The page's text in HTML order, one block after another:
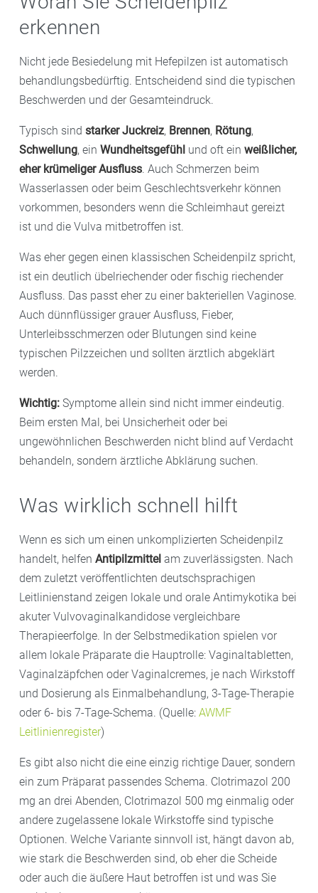
erkennen
Nicht jede Besiedelung mit Hefepilzen ist automatisch
behandlungsbedürftig. Entscheidend sind die typischen
Beschwerden und der Gesamteindruck.
Typisch sind starker Juckreiz, Brennen, Rötung,
Schwellung, ein Wundheitsgefühl und oft ein weißlicher,
eher krümeliger Ausfluss. Auch Schmerzen beim
Wasserlassen oder beim Geschlechtsverkehr können
vorkommen, besonders wenn die Schleimhaut gereizt
ist und die Vulva mitbetroffen ist.
Was eher gegen einen klassischen Scheidenpilz spricht,
ist ein deutlich übelriechender oder fischig riechender
Ausfluss. Das passt eher zu einer bakteriellen Vaginose.
Auch dünnflüssiger grauer Ausfluss, Fieber,
Unterleibsschmerzen oder Blutungen sind keine
typischen Pilzzeichen und sollten ärztlich abgeklärt
werden.
Wichtig: Symptome allein sind nicht immer eindeutig.
Beim ersten Mal, bei Unsicherheit oder bei
ungewöhnlichen Beschwerden nicht blind auf Verdacht
behandeln, sondern ärztliche Abklärung suchen.
Was wirklich schnell hilft
Wenn es sich um einen unkomplizierten Scheidenpilz
handelt, helfen Antipilzmittel am zuverlässigsten. Nach
dem zuletzt veröffentlichten deutschsprachigen
Leitlinienstand zeigen lokale und orale Antimykotika bei
akuter Vulvovaginalkandidose vergleichbare
Therapieerfolge. In der Selbstmedikation spielen vor
allem lokale Präparate die Hauptrolle: Vaginaltabletten,
Vaginalzäpfchen oder Vaginalcremes, je nach Wirkstoff
und Dosierung als Einmalbehandlung, 3-Tage-Therapie
oder 6- bis 7-Tage-Schema. (Quelle: AWMF
Leitlinienregister)
Es gibt also nicht die eine einzig richtige Dauer, sondern
ein zum Präparat passendes Schema. Clotrimazol 200
mg an drei Abenden, Clotrimazol 500 mg einmalig oder
andere zugelassene lokale Wirkstoffe sind typische
Optionen. Welche Variante sinnvoll ist, hängt davon ab,
wie stark die Beschwerden sind, ob eher die Scheide
oder auch die äußere Haut betroffen ist und was Sie